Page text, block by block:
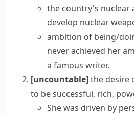
the country's nuclear
develop nuclear
ambition of being/
never achieved her
a famous writer.
[uncountable]the desire
to be successful, rich,
She was driven by